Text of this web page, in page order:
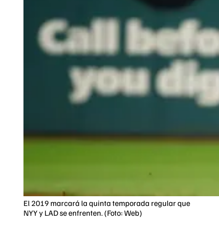
El 2019 marcará la quinta temporada regular que
NYY y LAD se enfrenten. (Foto: Web)